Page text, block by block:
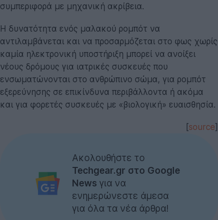
συμπεριφορά με μηχανική ακρίβεια.
Η δυνατότητα ενός μαλακού ρομπότ να
αντιλαμβάνεται και να προσαρμόζεται στο φως χωρίς
καμία ηλεκτρονική υποστήριξη μπορεί να ανοίξει
νέους δρόμους για ιατρικές συσκευές που
ενσωματώνονται στο ανθρώπινο σώμα, για ρομπότ
εξερεύνησης σε επικίνδυνα περιβάλλοντα ή ακόμα
και για φορετές συσκευές με «βιολογική» ευαισθησία.
source
Ακολουθήστε το
Techgear.gr στο Google
News για να
ενημερώνεστε άμεσα
για όλα τα νέα άρθρα!